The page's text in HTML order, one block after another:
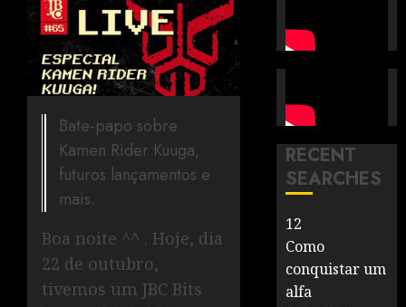
Bate-papo sobre
Kamen Rider Kuuga,
futuros lançamentos e
mais.
Boa noite ^^ . Hoje, dia
22 de outubro,
tivemos um JBC Bits
RECENT
SEARCHES
12
Como
conquistar um
alfa